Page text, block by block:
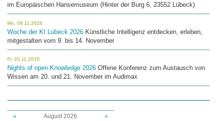
im Europäischen Hansemuseum (Hinter der Burg 6, 23552 Lübeck)
Mo, 09.11.2026
Woche der KI Lübeck 2026 Künstliche Intelligenz entdecken, erleben,
mitgestalten vom 9. bis 14. November
Fr, 20.11.2026
Nights of open Knowledge 2026 Offene Konferenz zum Austausch von
Wissen am 20. und 21. November im Audimax
« August 2026 »